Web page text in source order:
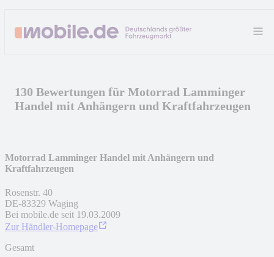
130 Bewertungen für Motorrad Lamminger
Handel mit Anhängern und Kraftfahrzeugen
Motorrad Lamminger Handel mit Anhängern und
Kraftfahrzeugen
Rosenstr. 40
DE-83329 Waging
Bei mobile.de seit 19.03.2009
Zur Händler-Homepage
Gesamt